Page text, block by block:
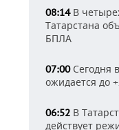
08:14В
Татарстана
БПЛА
07:00Сегодня
ожидается до
06:52 В
действует